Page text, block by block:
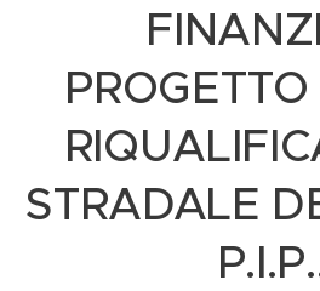
👷
STRADALE